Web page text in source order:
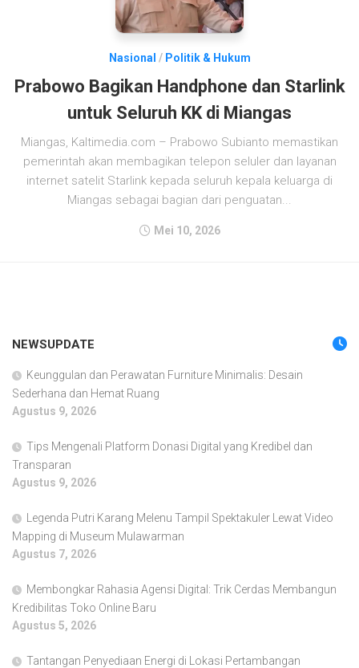
Nasional / Politik & Hukum
Prabowo Bagikan Handphone dan Starlink
untuk Seluruh KK di Miangas
Miangas, Kaltimedia.com – Prabowo Subianto memastikan
pemerintah akan membagikan telepon seluler dan layanan
internet satelit Starlink kepada seluruh kepala keluarga di
Miangas sebagai bagian dari penguatan...
Mei 10, 2026
NEWSUPDATE
Keunggulan dan Perawatan Furniture Minimalis: Desain
Sederhana dan Hemat Ruang
Agustus 9, 2026
Tips Mengenali Platform Donasi Digital yang Kredibel dan
Transparan
Agustus 9, 2026
Legenda Putri Karang Melenu Tampil Spektakuler Lewat Video
Mapping di Museum Mulawarman
Agustus 7, 2026
Membongkar Rahasia Agensi Digital: Trik Cerdas Membangun
Kredibilitas Toko Online Baru
Agustus 5, 2026
Tantangan Penyediaan Energi di Lokasi Pertambangan